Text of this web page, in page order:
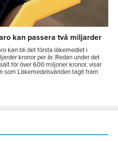
kan passera två miljarder
kan bli det första läkemedlet i
kronor per år. Redan under det
för över 600 miljoner kronor, visar
som Läkemedelsvärlden tagit fram.